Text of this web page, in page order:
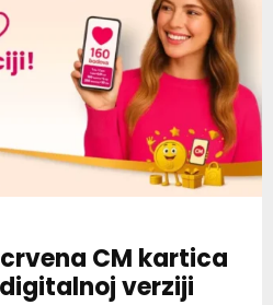
CM kartica
verziji